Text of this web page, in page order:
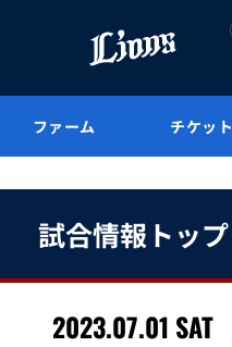
ファーム チケット
試合情報トップ
2023.07.01 SAT